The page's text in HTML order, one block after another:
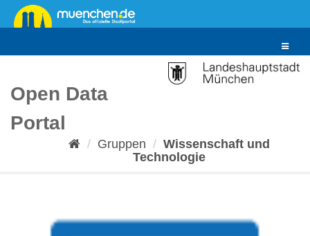
Überspringen
zum
Toggle
Open Data
Portal
Gruppen
Wissenschaft und
Technologie